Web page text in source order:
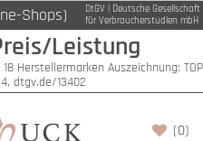
Shops)
DtGV | Deutsche Gesellschaft
für Verbraucherstudien mbH
Leistung
Herstellermarken Auszeichnung: TOP
4, dtgv.de/13402
(0)